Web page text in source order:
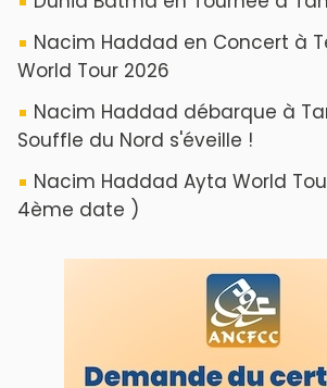
Nacim Haddad en Concert à
World Tour 2026
Nacim Haddad débarque à
Souffle du Nord s'éveille !
Nacim Haddad Ayta World
4ème date )